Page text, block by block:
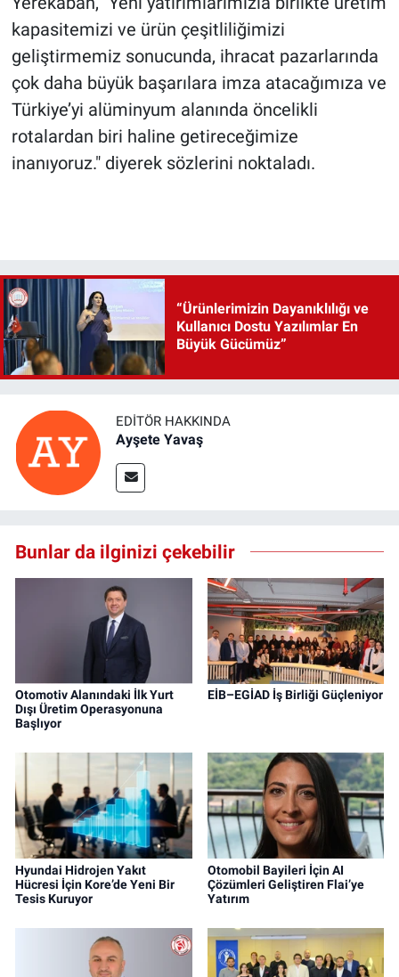
kapasitemizi ve ürün çeşitliliğimizi
geliştirmemiz sonucunda, ihracat pazarlarında
çok daha büyük başarılara imza atacağımıza ve
Türkiye’yi alüminyum alanında öncelikli
rotalardan biri haline getireceğimize
inanıyoruz." diyerek sözlerini noktaladı.
“Ürünlerimizin Dayanıklılığı ve
Kullanıcı Dostu Yazılımlar En
Büyük Gücümüz”
EDITÖR HAKKINDA
Ayşete Yavaş
Bunlar da ilginizi çekebilir
Otomotiv Alanındaki İlk Yurt
Dışı Üretim Operasyonuna
Başlıyor
EİB–EGİAD İş Birliği Güçleniyor
Hyundai Hidrojen Yakıt
Hücresi İçin Kore’de Yeni Bir
Tesis Kuruyor
Otomobil Bayileri İçin AI
Çözümleri Geliştiren Flai’ye
Yatırım